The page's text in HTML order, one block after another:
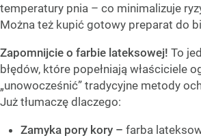
temperatury pnia – co minimalizuje
Można też kupić gotowy preparat do
Zapomnijcie o farbie lateksowej! To
błędów, które popełniają właściciele
„unowocześnić” tradycyjne metody
Już tłumaczę dlaczego:
Zamyka pory kory – farba